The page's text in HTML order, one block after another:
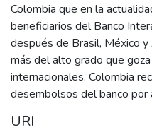
Colombia que en la
beneficiarios del Banco
después de Brasil, México
más del alto grado que
internacionales. Colombia
desembolsos del banco por
URI